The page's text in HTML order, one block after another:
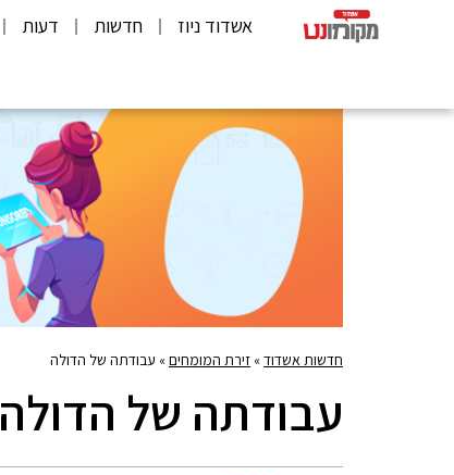
אשדוד ניוז חדשות דעות
חדשות אשדוד» זירת המומחים» עבודתה של הדולה
עבודתה של הדולה